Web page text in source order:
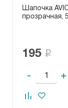
Шапочка
прозрачная,
195
- +